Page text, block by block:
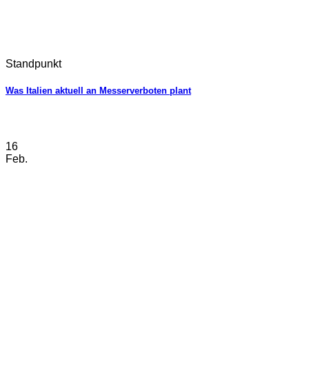
Standpunkt
Was Italien aktuell an Messerverboten plant
16
Feb.